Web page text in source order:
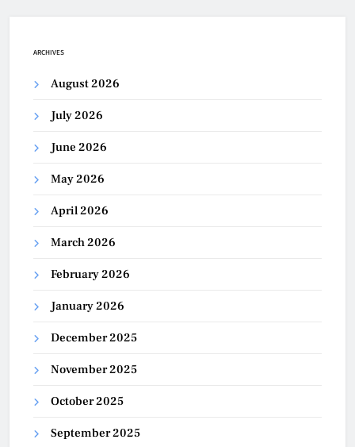
ARCHIVES
August 2026
July 2026
June 2026
May 2026
April 2026
March 2026
February 2026
January 2026
December 2025
November 2025
October 2025
September 2025